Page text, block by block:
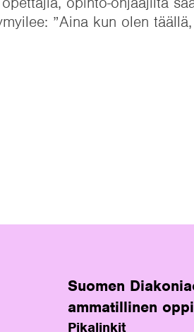
”Aina kun olen
Suomen
ammatillinen
Pikalinkit